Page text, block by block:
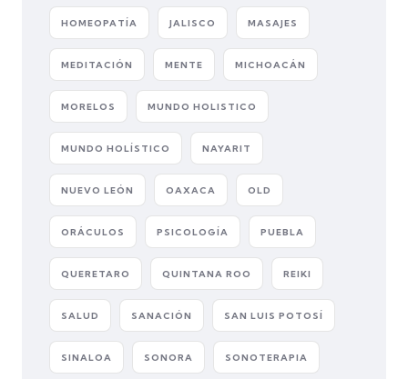
HOMEOPATÍA JALISCO MASAJES
MEDITACIÓN MENTE MICHOACÁN
MORELOS MUNDO HOLISTICO
MUNDO HOLÍSTICO NAYARIT
NUEVO LEÓN OAXACA OLD
ORÁCULOS PSICOLOGÍA PUEBLA
QUERETARO QUINTANA ROO REIKI
SALUD SANACIÓN SAN LUIS POTOSÍ
SINALOA SONORA SONOTERAPIA